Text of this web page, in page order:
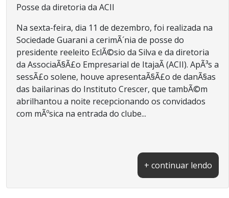
Posse da diretoria da ACII
Na sexta-feira, dia 11 de dezembro, foi realizada na
Sociedade Guarani a cerimÃ´nia de posse do
presidente reeleito EclÃ©sio da Silva e da diretoria
da AssociaÃ§Ã£o Empresarial de ItajaÃ­ (ACII). ApÃ³s a
sessÃ£o solene, houve apresentaÃ§Ã£o de danÃ§as
das bailarinas do Instituto Crescer, que tambÃ©m
abrilhantou a noite recepcionando os convidados
com mÃºsica na entrada do clube...
+ continuar lendo